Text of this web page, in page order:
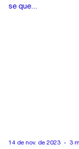
se que...
14 de nov. de 2023 3